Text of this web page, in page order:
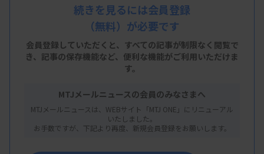
で日赤は、細菌スクリーニング検査で陰性とされた
にもかかわらず、黄色ブドウ球菌が混入していた事
例1件が確認されたと明らかにした。血液センター
で血小板製剤に親指大の凝集物があることに気づ
板製剤を供給停止とした。その後の調査で黄色ブド
ウ球菌が同定された。
続きを見るには会員登録
（無料）が必要です
会員登録していただくと、すべての記事が制限なく閲覧で
き、 記事の保存機能など、便利な機能がご利用いただけま
す。
MTJメールニュースの会員のみなさまへ
MTJメールニュースは、WEBサイト「MTJ ONE」にリニューアル
いたしました。
お手数ですが、下記より再度、新規会員登録をお願いします。